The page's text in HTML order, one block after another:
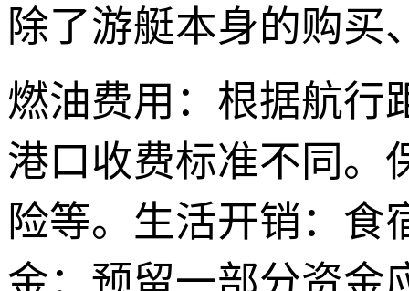
除了游艇本身的购买
燃油费用：根据航行
港口收费标准不同。
险等。生活开销：食